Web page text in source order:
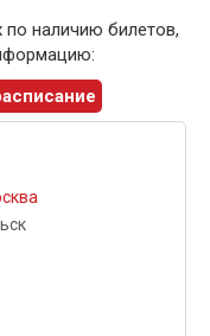
наличию билетов,